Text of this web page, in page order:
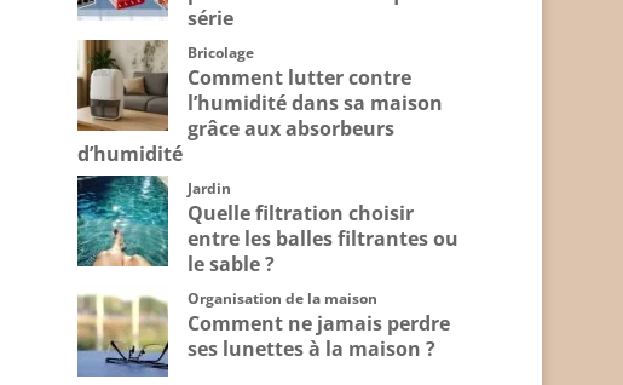
série
Bricolage
Comment lutter contre
l’humidité dans sa maison
grâce aux absorbeurs
d’humidité
Jardin
Quelle filtration choisir
entre les balles filtrantes ou
le sable ?
Organisation de la maison
Comment ne jamais perdre
ses lunettes à la maison ?